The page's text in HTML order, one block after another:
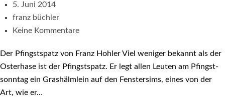
5. Juni 2014
franz büchler
Keine Kommentare
Der Pfingst­spatz von Franz Hoh­ler Viel weni­ger bekannt als der
Oster­ha­se ist der Pfingst­spatz. Er legt allen Leu­ten am Pfingst­
sonn­tag ein Gras­hälm­lein auf den Fens­ter­sims, eines von der
Art, wie er…